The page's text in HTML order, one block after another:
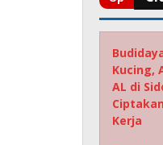
Kucing,
AL di
Kerja